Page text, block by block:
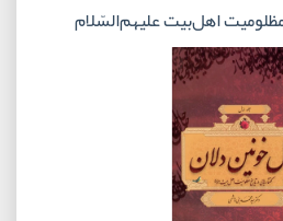
اهل‌بیت علیهم‌السّلام